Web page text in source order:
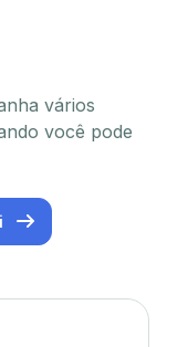
vários
você pode